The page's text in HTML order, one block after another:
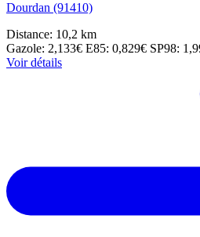
Dourdan (91410)
Distance: 10,2 km
Gazole: 2,133€ E85: 0,829€ SP98:
Voir détails